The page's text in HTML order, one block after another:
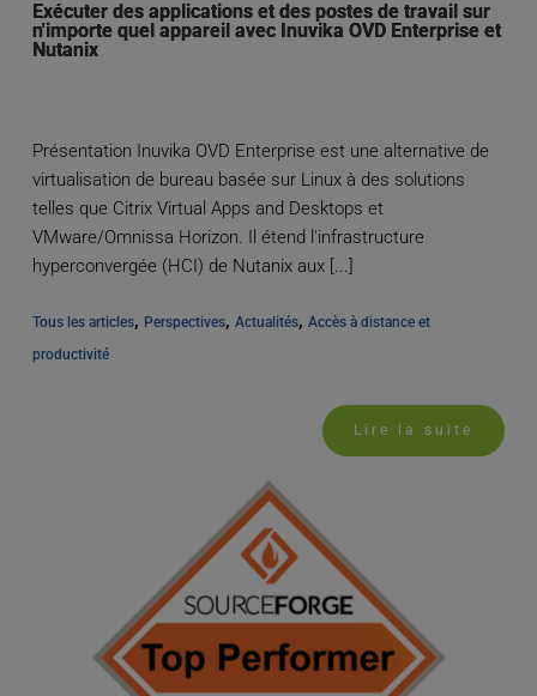
Exécuter des applications et des postes de travail sur
n'importe quel appareil avec Inuvika OVD Enterprise et
Nutanix
Présentation Inuvika OVD Enterprise est une alternative de
virtualisation de bureau basée sur Linux à des solutions
telles que Citrix Virtual Apps and Desktops et
VMware/Omnissa Horizon. Il étend l'infrastructure
hyperconvergée (HCI) de Nutanix aux [...]
Tous les articles, Perspectives, Actualités, Accès à distance et
productivité
Lire la suite